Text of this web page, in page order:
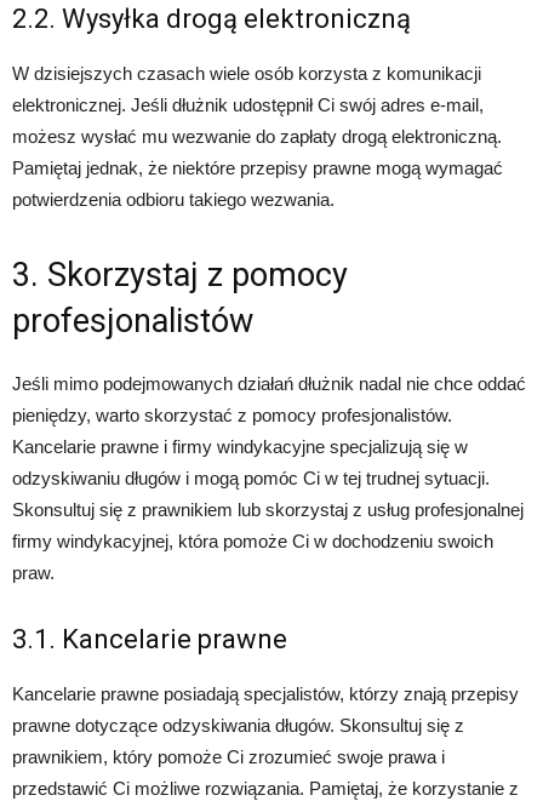
2.2. Wysyłka drogą elektroniczną
W dzisiejszych czasach wiele osób korzysta z komunikacji
elektronicznej. Jeśli dłużnik udostępnił Ci swój adres e-mail,
możesz wysłać mu wezwanie do zapłaty drogą elektroniczną.
Pamiętaj jednak, że niektóre przepisy prawne mogą wymagać
potwierdzenia odbioru takiego wezwania.
3. Skorzystaj z pomocy
profesjonalistów
Jeśli mimo podejmowanych działań dłużnik nadal nie chce oddać
pieniędzy, warto skorzystać z pomocy profesjonalistów.
Kancelarie prawne i firmy windykacyjne specjalizują się w
odzyskiwaniu długów i mogą pomóc Ci w tej trudnej sytuacji.
Skonsultuj się z prawnikiem lub skorzystaj z usług profesjonalnej
firmy windykacyjnej, która pomoże Ci w dochodzeniu swoich
praw.
3.1. Kancelarie prawne
Kancelarie prawne posiadają specjalistów, którzy znają przepisy
prawne dotyczące odzyskiwania długów. Skonsultuj się z
prawnikiem, który pomoże Ci zrozumieć swoje prawa i
przedstawić Ci możliwe rozwiązania. Pamiętaj, że korzystanie z